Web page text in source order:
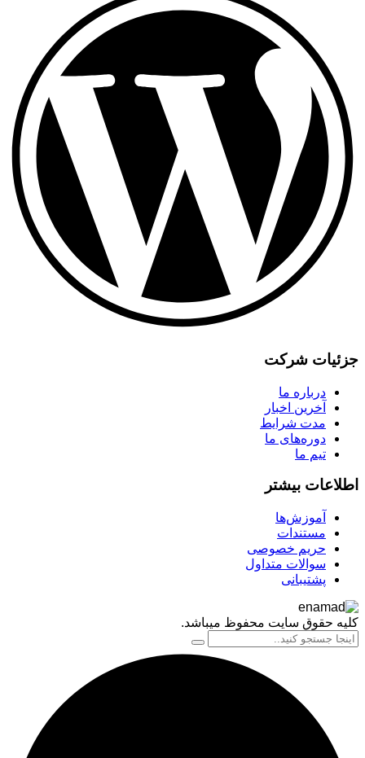
شرکت
درباره ما
آخرین اخبار
مدت شرایط
دوره‌های ما
تیم ما
بیشتر
آموزش‌ها
مستندات
حریم خصوصی
سوالات متداول
پشتیبانی
حقوق سایت محفوظ میباشد.